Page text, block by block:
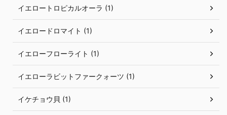
イエロートロピカルオーラ (1)
イエロードロマイト (1)
イエローフローライト (1)
イエローラビットファークォーツ (1)
イケチョウ貝 (1)